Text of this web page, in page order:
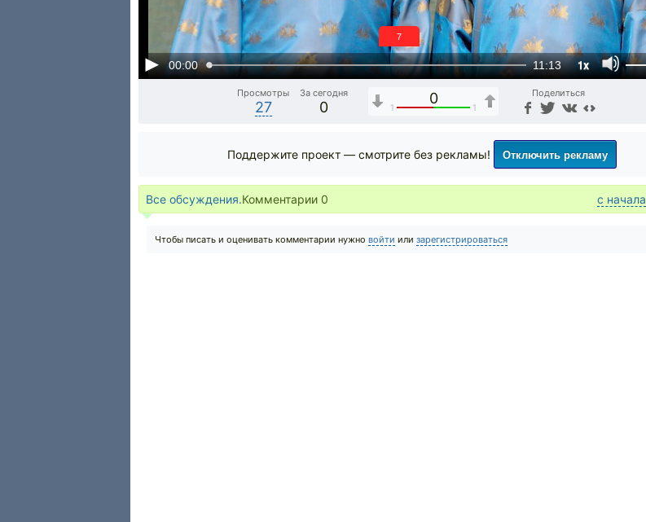
00:00 11:13 1x
6
Просмотры
27
За сегодня
0
0
1 1
Поделиться
Поддержите проект — смотрите без рекламы! Отключить рекламу
Все обсуждения.Комментарии 0 с начала
Чтобы писать и оценивать комментарии нужно войти или зарегистрироваться